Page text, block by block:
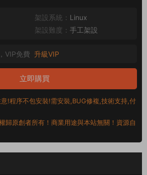
架設系統： Linux
架設難度： 手工架設
VIP免費 升級VIP
立即購買
!程序不包安裝!需安裝,BUG修複,技術支持,付
歸原創者所有！商業用途與本站無關！資源自